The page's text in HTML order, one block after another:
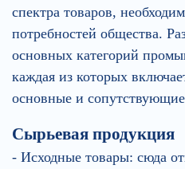
спектра товаров,
потребностей общества.
основных категорий
каждая из которых
основные и
Сырьевая продукция
- Исходные товары: сюда